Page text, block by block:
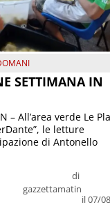
SETTIMANA IN
di
gazzettamatin
il 07/
– All’area verde Le
le letture
di Antonello